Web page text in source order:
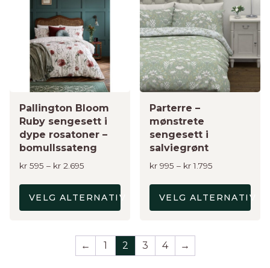
Pallington Bloom
Ruby sengesett i
dype rosatoner –
bomullssateng
kr 595 – kr 2.695
kr 2.695
VELG ALTERNATIV
flere
varianter.
Alternativene
kan
velges
på
produktsiden
Parterre –
mønstrete
sengesett i
salviegrønt
kr 995 – kr1.795
kr 1.795
VELG ALTERNATIV
har
flere
varianter.
Alternativene
kan
velges
på
produktsiden
← 1 2 3 4 →